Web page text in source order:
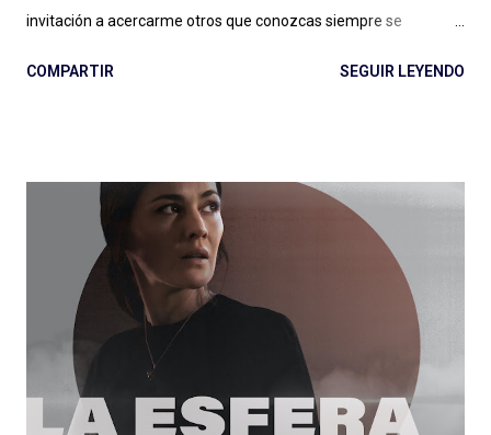
invitación a acercarme otros que conozcas siempre se
se puede llegar a un podcast por la persona entrevistada, por
entrevista con dos hosts que hablan mucho puede salir bien? Si
escuchan, si preguntan, hacen reír, hacen pensar y logran
meter en zona sillón a todas las personas que pasan por el
ciclo, funciona muy bien lo que hacen Alejandro Cardona y
Sebastián Rojas en este podcast que parece de conversación
pero (por suerte) no lo es. Muchos minutos de entrevista
condensados en alrededor de una hora (y monedas) con
personas que podés conocer de una cosa y nos hablan de otra,
COMPARTIR SEGUIR LEYENDO